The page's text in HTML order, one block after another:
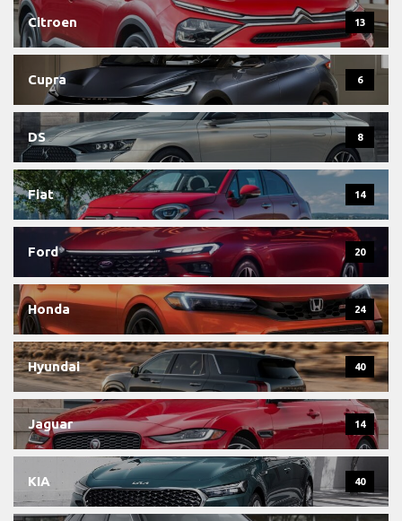
Citroen 13
Cupra 6
DS 8
Fiat 14
Ford 20
Honda 24
Hyundai 40
Jaguar 14
KIA 40